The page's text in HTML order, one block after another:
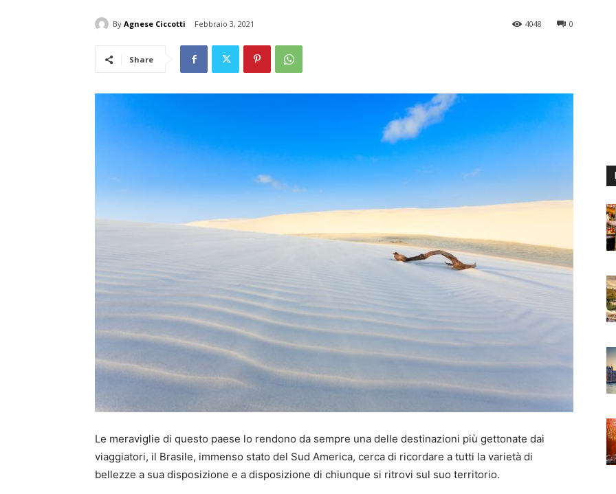
By Agnese Ciccotti Febbraio 3, 2021 0
4048
Share
Le meraviglie di questo paese lo rendono da sempre una delle destinazioni più gettonate dai
viaggiatori, il Brasile, immenso stato del Sud America, cerca di ricordare a tutti la varietà di
bellezze a sua disposizione e a disposizione di chiunque si ritrovi sul suo territorio.